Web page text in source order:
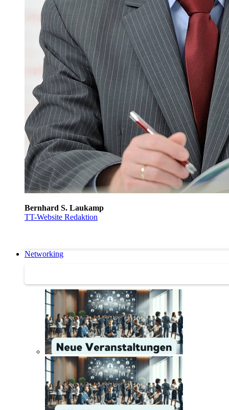
Bernhard S. Laukamp
TT-Website Redaktion
Networking